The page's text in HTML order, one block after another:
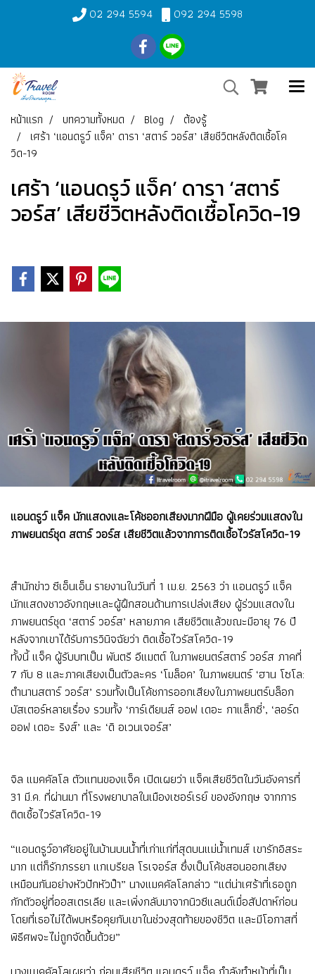
02 294 5594 092 294 5598
หน้าแรก บทความทั้งหมด Blog
ต้องรู้
เศร้า ‘แอนดรูว์ แจ็ค’ ดารา ‘สตาร์ วอร์ส’ เสียชีวิตหลังติดเชื้อโค
วิด-19
เศร้า ‘แอนดรูว์ แจ็ค’ ดารา ‘สตาร์
วอร์ส’ เสียชีวิตหลังติดเชื้อโควิด-19
แอนดรูว์ แจ็ค นักแสดงและโค้ชออกเสียงมากฝีมือ ผู้เคยร่วมแสดงใน
ภาพยนตร์ชุด สตาร์ วอร์ส เสียชีวิตแล้วจากการติดเชื้อไวรัสโควิด-19
สำนักข่าว ซีเอ็นเอ็น รายงานในวันที่ 1 เม.ย. 2563 ว่า แอนดรูว์ แจ็ค
นักแสดงชาวอังกฤษและผู้ฝึกสอนด้านการเปล่งเสียง ผู้ร่วมแสดงใน
ภาพยนตร์ชุด ‘สตาร์ วอร์ส’ หลายภาค เสียชีวิตแล้วขณะมีอายุ 76 ปี
หลังจากเขาได้รับการวินิจฉัยว่า ติดเชื้อไวรัสโควิด-19
ทั้งนี้ แจ็ค ผู้รับบทเป็น พันตรี อีแมตต์ ในภาพยนตร์สตาร์ วอร์ส ภาคที่
7 กับ 8 และภาคเสียงเป็นตัวละคร ‘โมล็อค’ ในภาพยนตร์ ‘ฮาน โซโล:
ตำนานสตาร์ วอร์ส’ รวมทั้งเป็นโค้ชการออกเสียงในภาพยนตร์บล็อก
บัสเตอร์หลายเรื่อง รวมทั้ง ‘การ์เดียนส์ ออฟ เดอะ กาแล็กซี่’, ‘ลอร์ด
ออฟ เดอะ ริงส์’ และ ‘ดิ อเวนเจอร์ส’
จิล แมคคัลโล ตัวแทนของแจ็ค เปิดเผยว่า แจ็คเสียชีวิตในวันอังคารที่
31 มี.ค. ที่ผ่านมา ที่โรงพยาบาลในเมืองเซอร์เรย์ ของอังกฤษ จากการ
ติดเชื้อไวรัสโควิด-19
“แอนดรูว์อาศัยอยู่ในบ้านบนน้ำที่เก่าแก่ที่สุดบนแม่น้ำเทมส์ เขารักอิสระ
มาก แต่ก็รักภรรยา แกเบรียล โรเจอร์ส ซึ่งเป็นโค้ชสอนออกเสียง
เหมือนกันอย่างหัวปักหัวปำ” นางแมคคัลโลกล่าว “แต่น่าเศร้าที่เธอถูก
กักตัวอยู่ที่ออสเตรเลีย และเพิ่งกลับมาจากนิวซีแลนด์เมื่อสัปดาห์ก่อน
โดยที่เธอไม่ได้พบหรือคุยกับเขาในช่วงสุดท้ายของชีวิต และมีโอกาสที่
พิธีศพจะไม่ถูกจัดขึ้นด้วย”